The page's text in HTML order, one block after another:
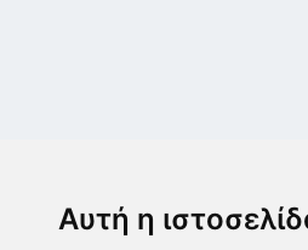
Αυτή η
2102843411